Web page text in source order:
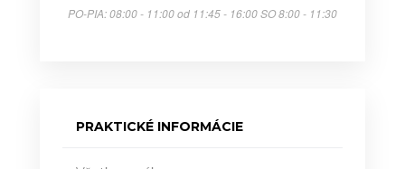
PO-PIA: 08:00 - 11:00 od 11:45 - 16:00 SO 8:00 - 11:30
PRAKTICKÉ INFORMÁCIE